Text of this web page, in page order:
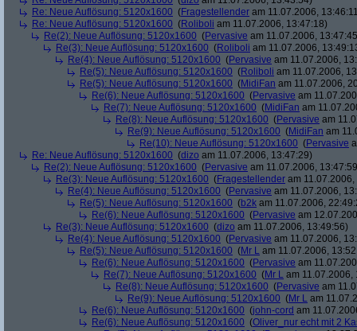
Re: Neue Auflösung: 5120x1600 (Fragestellender am 11.07.2006,
Re: Neue Auflösung: 5120x1600 (Roliboli am 11.07.2006, 13:47:18)
Re(2): Neue Auflösung: 5120x1600 (Pervasive am 11.07.2006,
Re(3): Neue Auflösung: 5120x1600 (Roliboli am 11.07.2006,
Re(4): Neue Auflösung: 5120x1600 (Pervasive am 11.07.2006,
Re(5): Neue Auflösung: 5120x1600 (Roliboli am 11.07.2006,
Re(5): Neue Auflösung: 5120x1600 (MidiFan am 11.07.2006,
Re(6): Neue Auflösung: 5120x1600 (Pervasive am
Re(7): Neue Auflösung: 5120x1600 (MidiFan am
Re(8): Neue Auflösung: 5120x1600 (Pervasive am
Re(9): Neue Auflösung: 5120x1600 (MidiFan am
Re(10): Neue Auflösung: 5120x1600 (Pervasive
Re: Neue Auflösung: 5120x1600 (dizo am 11.07.2006, 13:47:29)
Re(2): Neue Auflösung: 5120x1600 (Pervasive am 11.07.2006,
Re(3): Neue Auflösung: 5120x1600 (Fragestellender am
Re(4): Neue Auflösung: 5120x1600 (Pervasive am 11.07.2006,
Re(5): Neue Auflösung: 5120x1600 (b2k am 11.07.2006,
Re(6): Neue Auflösung: 5120x1600 (Pervasive am
Re(3): Neue Auflösung: 5120x1600 (dizo am 11.07.2006, 13:49:56)
Re(4): Neue Auflösung: 5120x1600 (Pervasive am 11.07.2006,
Re(5): Neue Auflösung: 5120x1600 (Mr L am 11.07.2006,
Re(6): Neue Auflösung: 5120x1600 (Pervasive am
Re(7): Neue Auflösung: 5120x1600 (Mr L am 11.07.2006,
Re(8): Neue Auflösung: 5120x1600 (Pervasive am
Re(9): Neue Auflösung: 5120x1600 (Mr L am
Re(6): Neue Auflösung: 5120x1600 (john-cord am
Re(6): Neue Auflösung: 5120x1600 (Oliver_nur echt mit 2